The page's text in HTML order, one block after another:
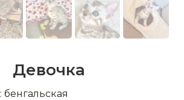
Девочка
: бенгальская